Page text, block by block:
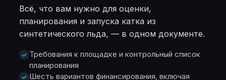
Всё, что вам нужно для оценки,
планирования и запуска катка из
синтетического льда, — в одном документе.
Требования к площадке и контрольный список
планирования
Шесть вариантов финансирования, включая